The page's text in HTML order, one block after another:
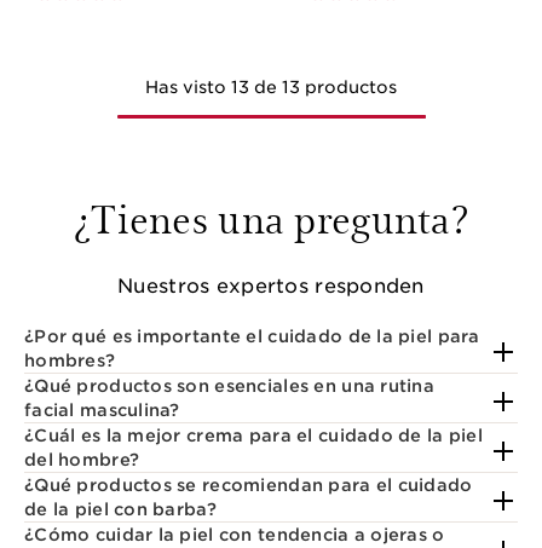
Has visto 13 de 13 productos
¿Tienes una pregunta?
Nuestros expertos responden
¿Por qué es importante el cuidado de la piel para
hombres?
¿Qué productos son esenciales en una rutina
facial masculina?
¿Cuál es la mejor crema para el cuidado de la piel
del hombre?
¿Qué productos se recomiendan para el cuidado
de la piel con barba?
¿Cómo cuidar la piel con tendencia a ojeras o